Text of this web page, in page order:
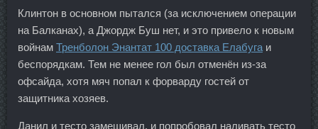
Клинтон в основном пытался (за исключением операции
на Балканах), а Джордж Буш нет, и это привело к новым
войнам Тренболон Энантат 100 доставка Елабуга и
беспорядкам. Тем не менее гол был отменён из-за
офсайда, хотя мяч попал к форварду гостей от
защитника хозяев.
Данил и тесто замешивал, и попробовал наливать тесто